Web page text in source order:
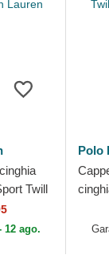
Twill
12 ago.
Polo